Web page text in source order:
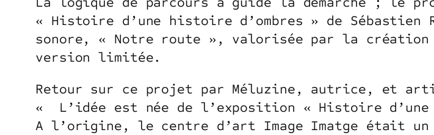
« Histoire d’une histoire d’ombres » de
sonore, « Notre route », valorisée par la création
version limitée.
Retour sur ce projet par Méluzine, autrice, et
« L’idée est née de l’exposition « Histoire d’une
A l’origine, le centre d’art Image Imatge était